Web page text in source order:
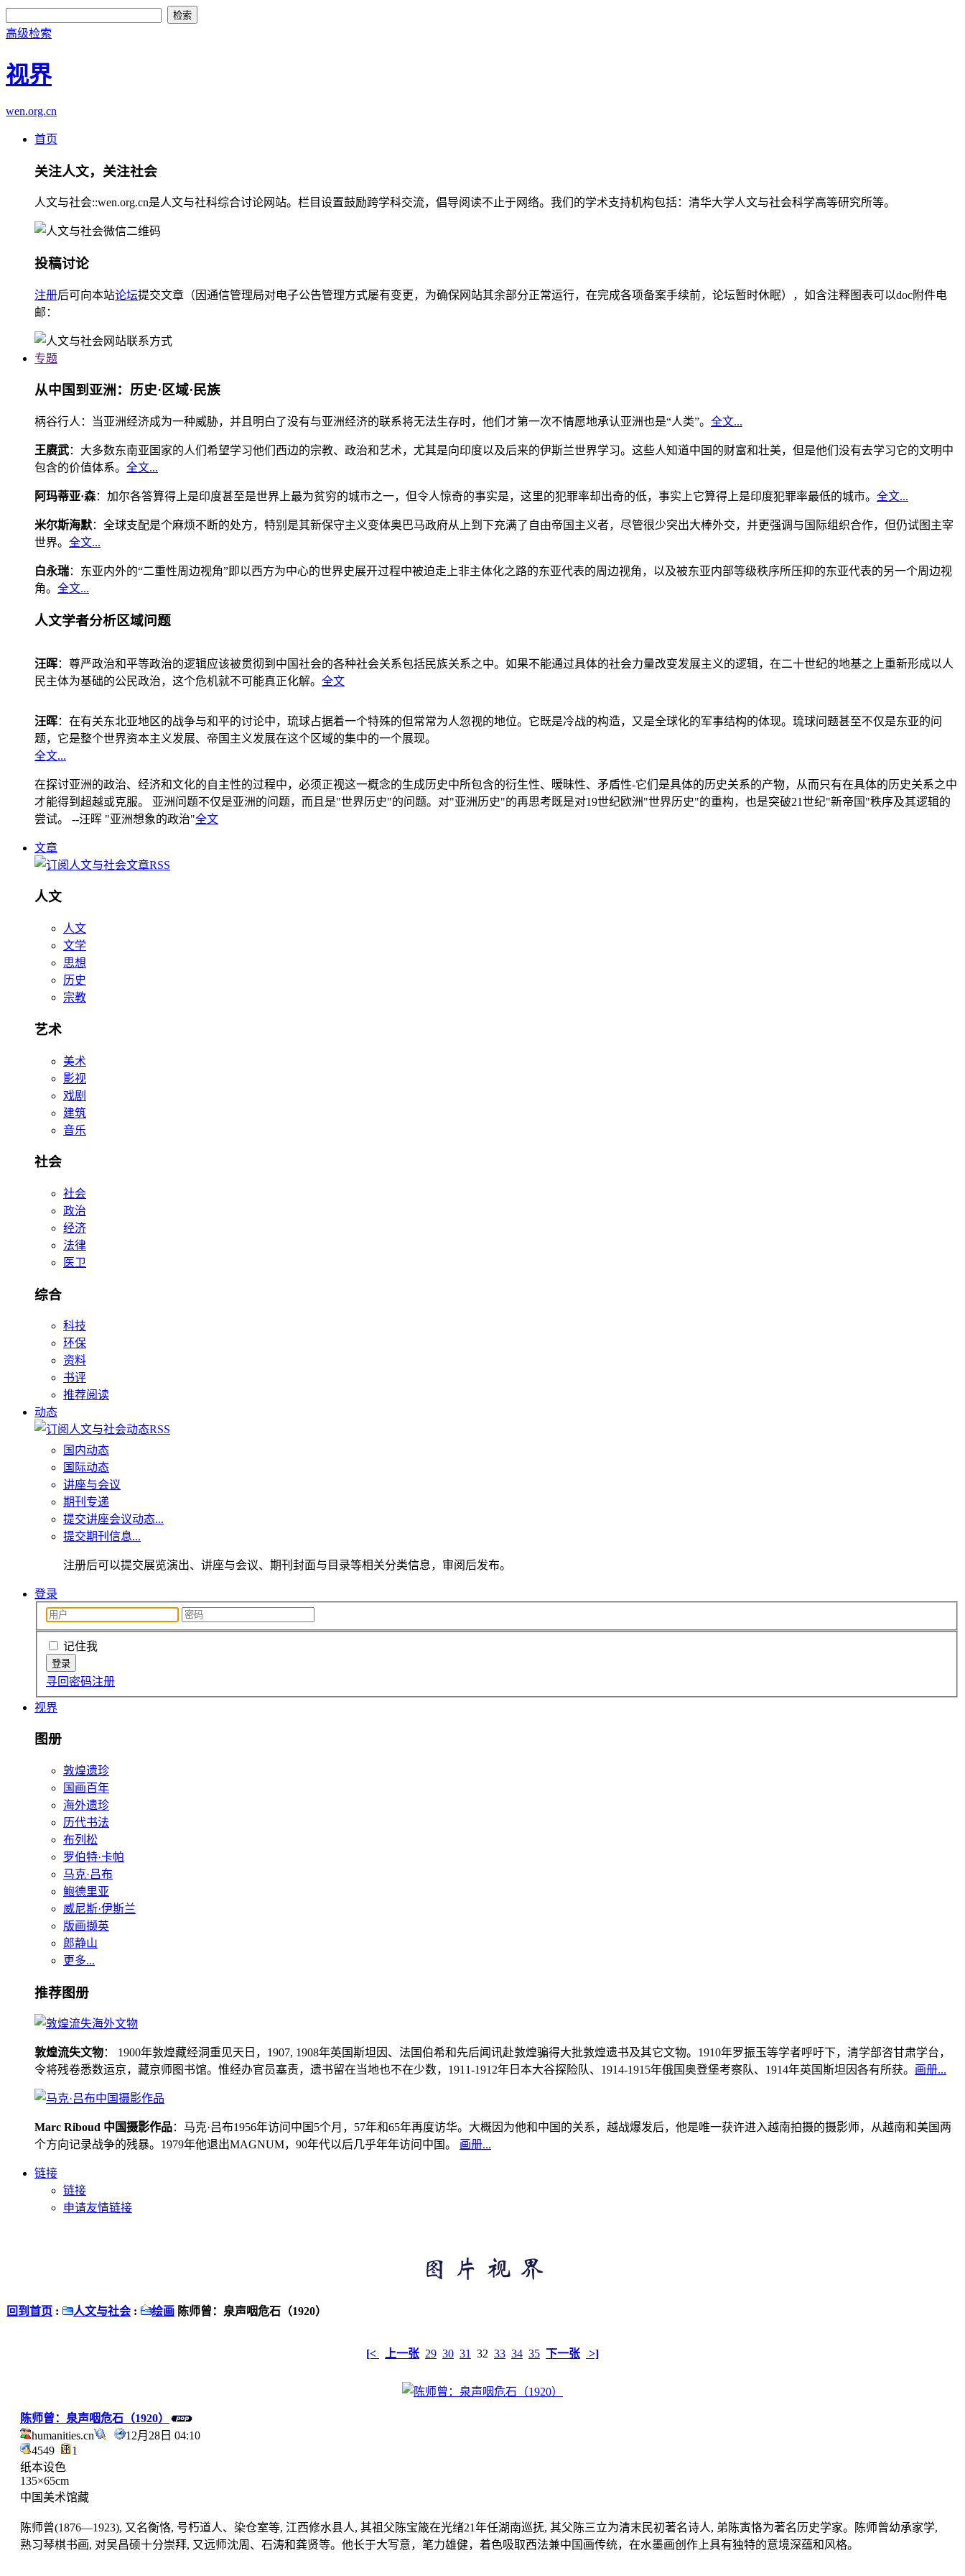
高级检索
视界
wen.org.cn
首页
关注人文，关注社会
人文与社会::wen.org.cn是人文与社科综合讨论网站。栏目设置鼓励跨学科交流，倡导阅读不止于网络。我们的学术支持机构包括：清华大学人文与社会科学高等研究所等。
投稿讨论
注册后可向本站论坛提交文章（因通信管理局对电子公告管理方式屡有变更，为确保网站其余部分正常运行，在完成各项备案手续前，论坛暂时休眠），如含注释图表可以doc附件电
邮：
专题
从中国到亚洲：历史·区域·民族
柄谷行人：当亚洲经济成为一种威胁，并且明白了没有与亚洲经济的联系将无法生存时，他们才第一次不情愿地承认亚洲也是“人类”。 全文...
王赓武：大多数东南亚国家的人们希望学习他们西边的宗教、政治和艺术，尤其是向印度以及后来的伊斯兰世界学习。这些人知道中国的财富和壮美，但是他们没有去学习它的文明中
包含的价值体系。 全文...
阿玛蒂亚·森：加尔各答算得上是印度甚至是世界上最为贫穷的城市之一，但令人惊奇的事实是，这里的犯罪率却出奇的低，事实上它算得上是印度犯罪率最低的城市。 全文...
米尔斯海默：全球支配是个麻烦不断的处方，特别是其新保守主义变体奥巴马政府从上到下充满了自由帝国主义者，尽管很少突出大棒外交，并更强调与国际组织合作，但仍试图主宰
世界。 全文...
白永瑞：东亚内外的“二重性周边视角”即以西方为中心的世界史展开过程中被迫走上非主体化之路的东亚代表的周边视角，以及被东亚内部等级秩序所压抑的东亚代表的另一个周边视
角。 全文...
人文学者分析区域问题
汪晖：尊严政治和平等政治的逻辑应该被贯彻到中国社会的各种社会关系包括民族关系之中。如果不能通过具体的社会力量改变发展主义的逻辑，在二十世纪的地基之上重新形成以人
民主体为基础的公民政治，这个危机就不可能真正化解。 全文
汪晖：在有关东北亚地区的战争与和平的讨论中，琉球占据着一个特殊的但常常为人忽视的地位。它既是冷战的构造，又是全球化的军事结构的体现。琉球问题甚至不仅是东亚的问
题，它是整个世界资本主义发展、帝国主义发展在这个区域的集中的一个展现。
全文...
在探讨亚洲的政治、经济和文化的自主性的过程中，必须正视这一概念的生成历史中所包含的衍生性、暧昧性、矛盾性-它们是具体的历史关系的产物，从而只有在具体的历史关系之中
才能得到超越或克服。 亚洲问题不仅是亚洲的问题，而且是"世界历史"的问题。对"亚洲历史"的再思考既是对19世纪欧洲"世界历史"的重构，也是突破21世纪"新帝国"秩序及其逻辑的
尝试。 --汪晖 "亚洲想象的政治"全文
文章
人文
人文
文学
思想
历史
宗教
艺术
美术
影视
戏剧
建筑
音乐
社会
社会
政治
经济
法律
医卫
综合
科技
环保
资料
书评
推荐阅读
动态
国内动态
国际动态
讲座与会议
期刊专递
提交讲座会议动态...
提交期刊信息...
注册后可以提交展览演出、讲座与会议、期刊封面与目录等相关分类信息，审阅后发布。
登录
记住我
寻回密码注册
视界
图册
敦煌遗珍
国画百年
海外遗珍
历代书法
布列松
罗伯特·卡帕
马克·吕布
鲍德里亚
威尼斯·伊斯兰
版画撷英
郎静山
更多...
推荐图册
敦煌流失文物： 1900年敦煌藏经洞重见天日，1907, 1908年英国斯坦因、法国伯希和先后闻讯赴敦煌骗得大批敦煌遗书及其它文物。1910年罗振玉等学者呼吁下，清学部咨甘肃学台，
令将残卷悉数运京，藏京师图书馆。惟经办官员塞责，遗书留在当地也不在少数，1911-1912年日本大谷探险队、1914-1915年俄国奥登堡考察队、1914年英国斯坦因各有所获。 画册...
Marc Riboud 中国摄影作品：马克·吕布1956年访问中国5个月，57年和65年再度访华。大概因为他和中国的关系，越战爆发后，他是唯一获许进入越南拍摄的摄影师，从越南和美国两
个方向记录战争的残暴。1979年他退出MAGNUM，90年代以后几乎年年访问中国。 画册...
链接
链接
申请友情链接
回到首页 : 人文与社会 : 绘画 陈师曾：泉声咽危石（1920）
[< 上一张 29 30 31 32 33 34 35 下一张 >]
陈师曾：泉声咽危石（1920）
humanities.cn
12月28日 04:10
4549
1
纸本设色
135×65cm
中国美术馆藏
陈师曾(1876—1923), 又名衡恪, 号朽道人、染仓室等, 江西修水县人, 其祖父陈宝箴在光绪21年任湖南巡抚, 其父陈三立为清末民初著名诗人, 弟陈寅恪为著名历史学家。陈师曾幼承家学,
熟习琴棋书画, 对吴昌硕十分崇拜, 又远师沈周、石涛和龚贤等。他长于大写意，笔力雄健，着色吸取西法兼中国画传统，在水墨画创作上具有独特的意境深蕴和风格。